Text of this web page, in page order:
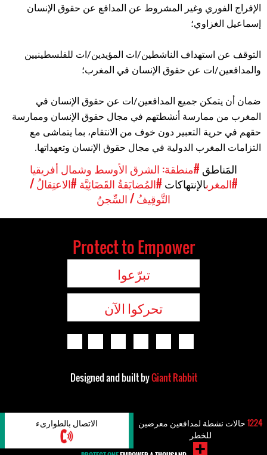
الإفراج الفوري وغير المشروط عن المدافع عن حقوق الإنسان
إسماعيل الغزاوي؛
التوقف عن استهداف الناشطين/ات المؤيدين/ات للفلسطينيين
والمدافعين/ات عن حقوق الإنسان في المغرب؛
ضمان أن يتمكن جميع المدافعين/ات عن حقوق الإنسان في
المغرب من ممارسة أنشطتهم في مجال حقوق الإنسان وممارسة
حقهم في حرية التعبير دون خوف من الانتقام، بما يتماشى مع
التزامات المغرب الدولية في مجال حقوق الإنسان وتعهداتها.
المَناطق #منطقة: الشرق الأوسط وشمال أفريقيا
#المغربالإنتهاكات #المُضايَقةُ القَضَائِيَّة #الاعتِقالُ /
التَّوقِيفُ / السِّجنُ
Protect to Empower
تبرّعوا
تحركوا الآن
Designed and built byGiant Rabbit
الاتصال بالطوارىء 1224حالات نشطة لمدافعين معرضين
للخطر